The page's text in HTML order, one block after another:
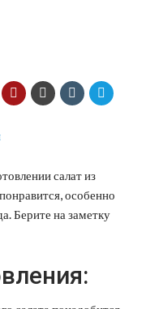
салат из
особенно
Берите на заметку